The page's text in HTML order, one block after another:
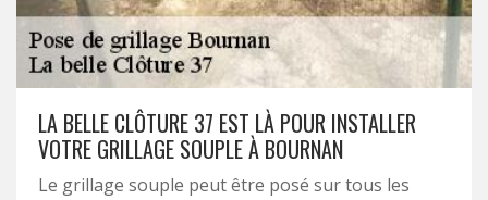
LA BELLE CLÔTURE 37 EST LÀ POUR INSTALLER
VOTRE GRILLAGE SOUPLE À BOURNAN
Le grillage souple peut être posé sur tous les